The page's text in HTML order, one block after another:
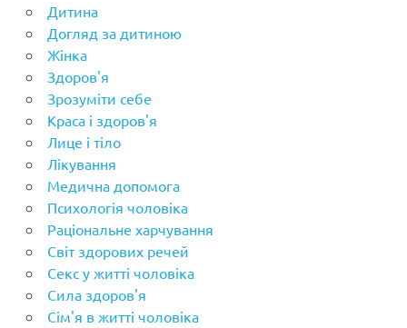
Дитина
Догляд за дитиною
Жінка
Здоров'я
Зрозуміти себе
Краса і здоров'я
Лице і тіло
Лікування
Медична допомога
Психологія чоловіка
Раціональне харчування
Світ здорових речей
Секс у житті чоловіка
Сила здоров'я
Сім'я в житті чоловіка